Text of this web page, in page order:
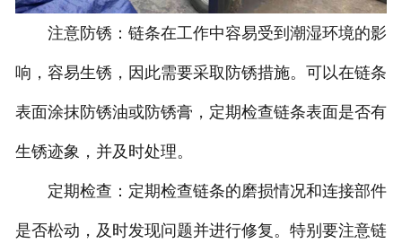
注意防锈：链条在工作中容易受到潮湿环境的影
响，容易生锈，因此需要采取防锈措施。可以在链条
表面涂抹防锈油或防锈膏，定期检查链条表面是否有
生锈迹象，并及时处理。
定期检查：定期检查链条的磨损情况和连接部件
是否松动，及时发现问题并进行修复。特别要注意链